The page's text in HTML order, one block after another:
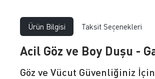
Ürün Bilgisi Taksit Seçenekleri
Acil Göz ve Boy Duşu -
Göz ve Vücut Güvenliğiniz